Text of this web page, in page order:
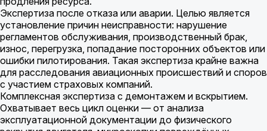
Экспертиза после отказа или аварии. Целью является
установление причин неисправности: нарушение
регламентов обслуживания, производственный брак,
износ, перегрузка, попадание посторонних объектов или
ошибки пилотирования. Такая экспертиза крайне важна
для расследования авиационных происшествий и споров
с участием страховых компаний.
Комплексная экспертиза с демонтажем и вскрытием.
Охватывает весь цикл оценки — от анализа
эксплуатационной документации до физического